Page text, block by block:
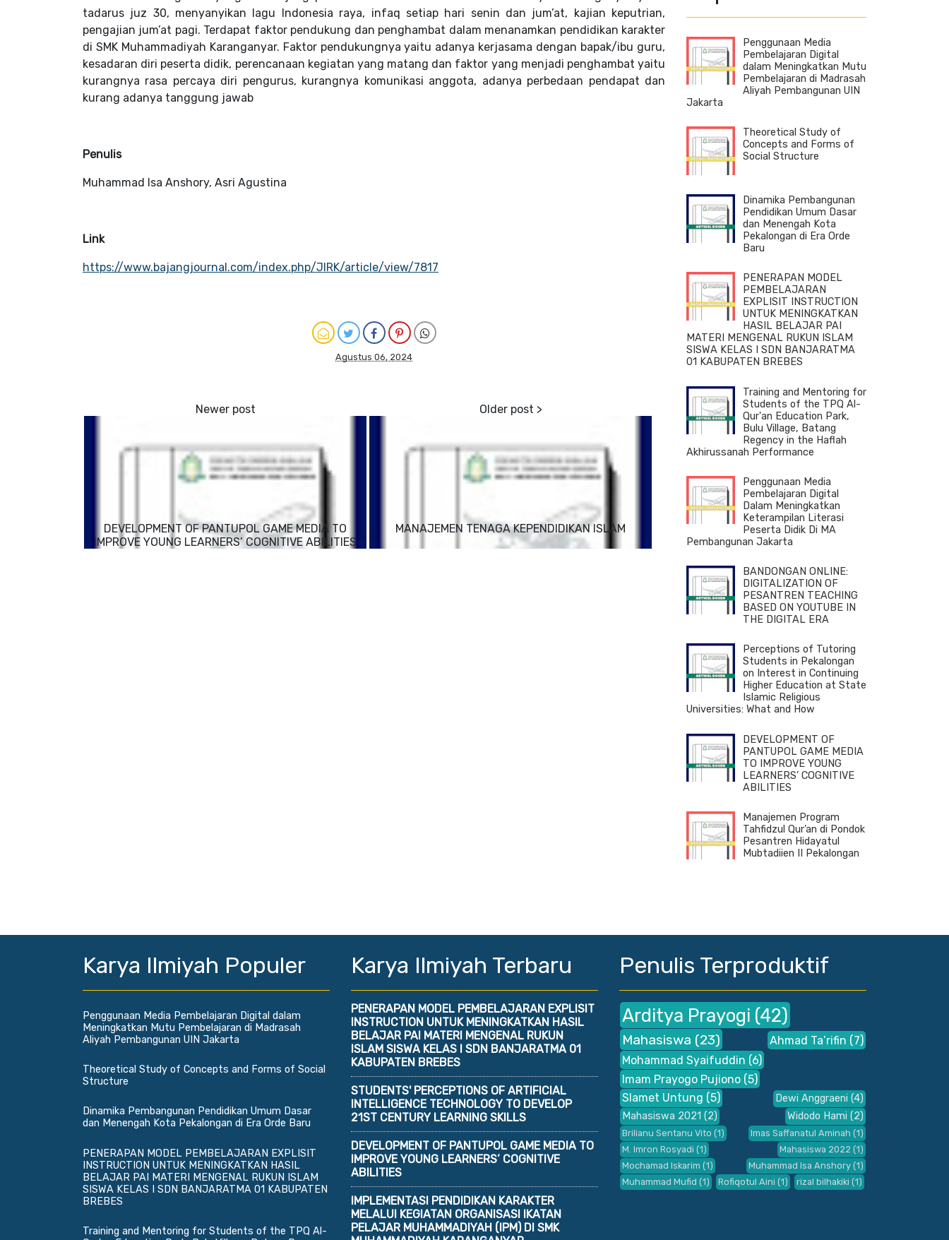
tadarus juz 30, menyanyikan lagu Indonesia raya, infaq setiap hari senin dan jum’at, kajian keputrian,
pengajian jum’at pagi. Terdapat faktor pendukung dan penghambat dalam menanamkan pendidikan karakter
di SMK Muhammadiyah Karanganyar. Faktor pendukungnya yaitu adanya kerjasama dengan bapak/ibu guru,
kesadaran diri peserta didik, perencanaan kegiatan yang matang dan faktor yang menjadi penghambat yaitu
kurangnya rasa percaya diri pengurus, kurangnya komunikasi anggota, adanya perbedaan pendapat dan
kurang adanya tanggung jawab
Penulis
Muhammad Isa Anshory, Asri Agustina
Link
https://www.bajangjournal.com/index.php/JIRK/article/view/7817
Agustus 06, 2024
DEVELOPMENT OF PANTUPOL GAME MEDIA TO
IMPROVE YOUNG LEARNERS’ COGNITIVE ABILITIES
MANAJEMEN TENAGA KEPENDIDIKAN ISLAM
Penggunaan Media
Pembelajaran Digital
dalam Meningkatkan Mutu
Pembelajaran di Madrasah
Aliyah Pembangunan UIN
Jakarta
Theoretical Study of
Concepts and Forms of
Social Structure
Dinamika Pembangunan
Pendidikan Umum Dasar
dan Menengah Kota
Pekalongan di Era Orde
Baru
PENERAPAN MODEL
PEMBELAJARAN
EXPLISIT INSTRUCTION
UNTUK MENINGKATKAN
HASIL BELAJAR PAI
MATERI MENGENAL RUKUN ISLAM
SISWA KELAS I SDN BANJARATMA
01 KABUPATEN BREBES
Training and Mentoring for
Students of the TPQ Al-
Qur'an Education Park,
Bulu Village, Batang
Regency in the Haflah
Akhirussanah Performance
Penggunaan Media
Pembelajaran Digital
Dalam Meningkatkan
Keterampilan Literasi
Peserta Didik Di MA
Pembangunan Jakarta
BANDONGAN ONLINE:
DIGITALIZATION OF
PESANTREN TEACHING
BASED ON YOUTUBE IN
THE DIGITAL ERA
Perceptions of Tutoring
Students in Pekalongan
on Interest in Continuing
Higher Education at State
Islamic Religious
Universities: What and How
DEVELOPMENT OF
PANTUPOL GAME MEDIA
TO IMPROVE YOUNG
LEARNERS’ COGNITIVE
ABILITIES
Manajemen Program
Tahfidzul Qur’an di Pondok
Pesantren Hidayatul
Mubtadiien II Pekalongan
Karya Ilmiyah Populer
Penggunaan Media Pembelajaran Digital dalam
Meningkatkan Mutu Pembelajaran di Madrasah
Aliyah Pembangunan UIN Jakarta
Theoretical Study of Concepts and Forms of Social
Structure
Dinamika Pembangunan Pendidikan Umum Dasar
dan Menengah Kota Pekalongan di Era Orde Baru
PENERAPAN MODEL PEMBELAJARAN EXPLISIT
INSTRUCTION UNTUK MENINGKATKAN HASIL
BELAJAR PAI MATERI MENGENAL RUKUN ISLAM
SISWA KELAS I SDN BANJARATMA 01 KABUPATEN
BREBES
Training and Mentoring for Students of the TPQ Al-
Karya Ilmiyah Terbaru
PENERAPAN MODEL PEMBELAJARAN EXPLISIT
INSTRUCTION UNTUK MENINGKATKAN HASIL
BELAJAR PAI MATERI MENGENAL RUKUN
ISLAM SISWA KELAS I SDN BANJARATMA 01
KABUPATEN BREBES
STUDENTS' PERCEPTIONS OF ARTIFICIAL
INTELLIGENCE TECHNOLOGY TO DEVELOP
21ST CENTURY LEARNING SKILLS
DEVELOPMENT OF PANTUPOL GAME MEDIA TO
IMPROVE YOUNG LEARNERS’ COGNITIVE
ABILITIES
IMPLEMENTASI PENDIDIKAN KARAKTER
MELALUI KEGIATAN ORGANISASI IKATAN
PELAJAR MUHAMMADIYAH (IPM) DI SMK
Penulis Terproduktif
Arditya Prayogi (42)
Mahasiswa (23) Ahmad Ta’rifin (7)
Mohammad Syaifuddin (6)
Imam Prayogo Pujiono (5)
Slamet Untung (5) Dewi Anggraeni (4)
Mahasiswa 2021 (2) Widodo Hami (2)
Brilianu Sentanu Vito (1) Imas Saffanatul Aminah (1)
M. Imron Rosyadi (1) Mahasiswa 2022 (1)
Mochamad Iskarim (1) Muhammad Isa Anshory (1)
Muhammad Mufid (1) Rofiqotul Aini (1) rizal bilhakiki (1)